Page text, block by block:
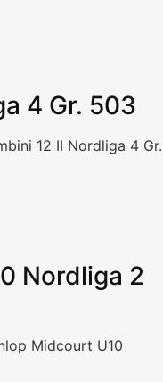
4 Gr. 503
12 II Nordliga 4 Gr.
Nordliga 2
Midcourt U10